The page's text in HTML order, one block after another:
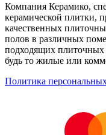
Компания Керамико,
керамической плитки,
качественных
полов в различных
подходящих плиточных
будь то жилые или
Политика